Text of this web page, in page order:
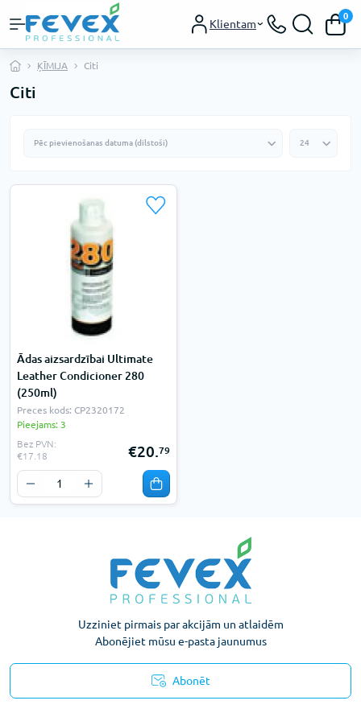
Klientam
0
ĶĪMIJA Citi
Citi
Ādas aizsardzībai Ultimate
Leather Condicioner 280
(250ml)
Preces kods: CP2320172
Pieejams: 3
Bez PVN:
€17.18
€20.79
Uzziniet pirmais par akcijām un atlaidēm
Abonējiet mūsu e-pasta jaunumus
Abonēt